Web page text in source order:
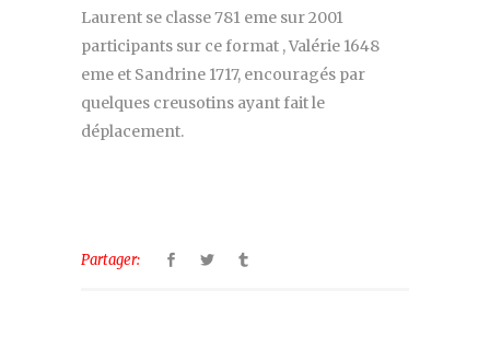
Laurent se classe 781 eme sur 2001
participants sur ce format , Valérie 1648
eme et Sandrine 1717, encouragés par
quelques creusotins ayant fait le
déplacement.
Partager: